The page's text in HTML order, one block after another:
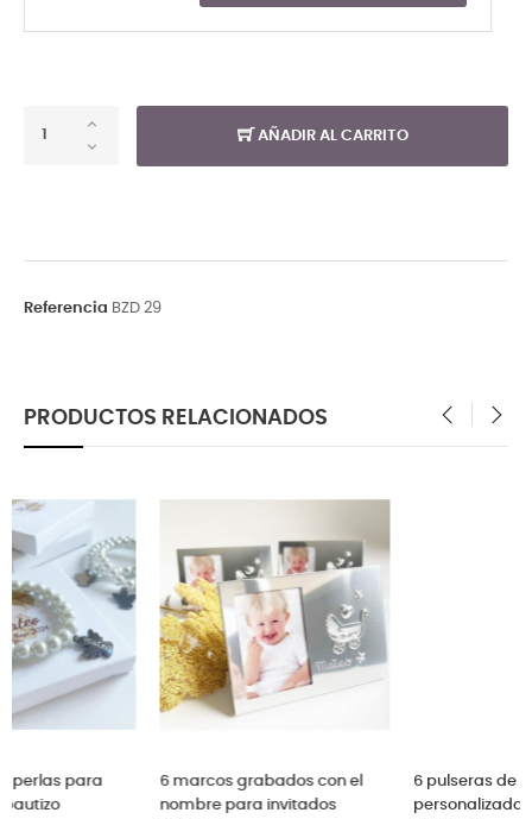
AÑADIR AL CARRITO
Referencia BZD 29
PRODUCTOS RELACIONADOS
6 marcos grabados con el
nombre para invitados
6 pulseras de cuarzo
personalizadas para